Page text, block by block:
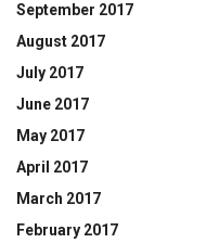
September 2017
August 2017
July 2017
June 2017
May 2017
April 2017
March 2017
February 2017